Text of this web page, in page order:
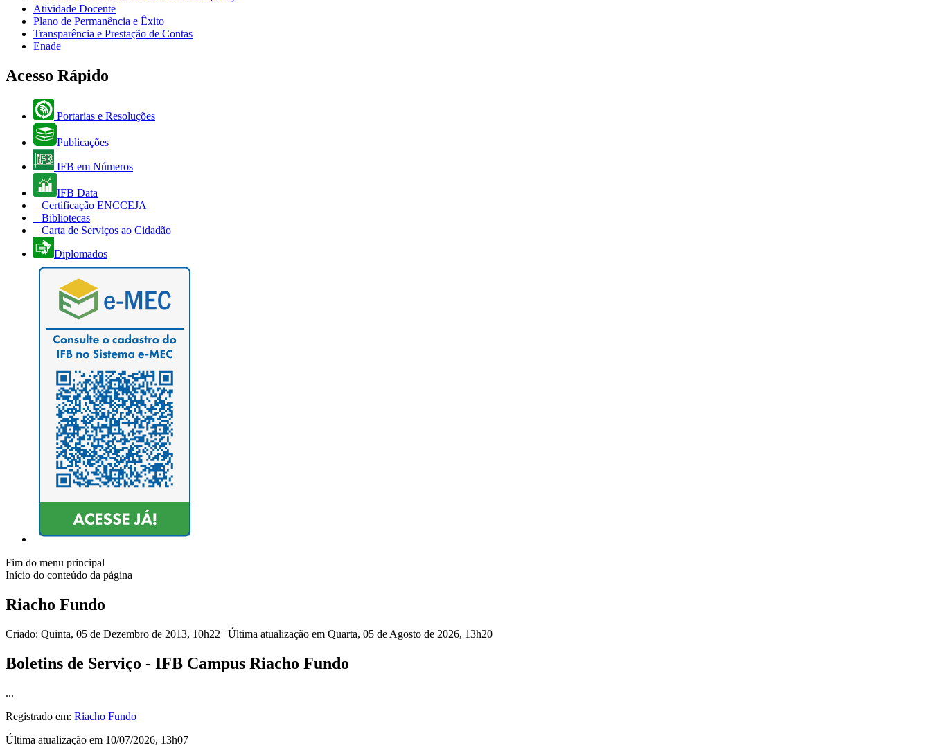
Atividade Docente
Plano de Permanência e Êxito
Transparência e Prestação de Contas
Enade
Acesso Rápido
Portarias e Resoluções
Publicações
IFB em Números
IFB Data
Certificação ENCCEJA
Bibliotecas
Carta de Serviços ao Cidadão
Diplomados
Fim do menu principal
Início do conteúdo da página
Riacho Fundo
Criado: Quinta, 05 de Dezembro de 2013, 10h22 | Última atualização em Quarta, 05 de Agosto de 2026, 13h20
Boletins de Serviço - IFB Campus Riacho Fundo
...
Registrado em: Riacho Fundo
Última atualização em 10/07/2026, 13h07